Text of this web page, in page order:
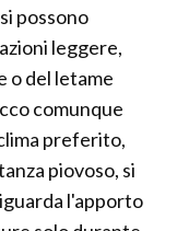
possono
leggere,
o del letame
comunque
preferito,
piovoso, si
l'apporto